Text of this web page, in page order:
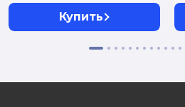
Купить